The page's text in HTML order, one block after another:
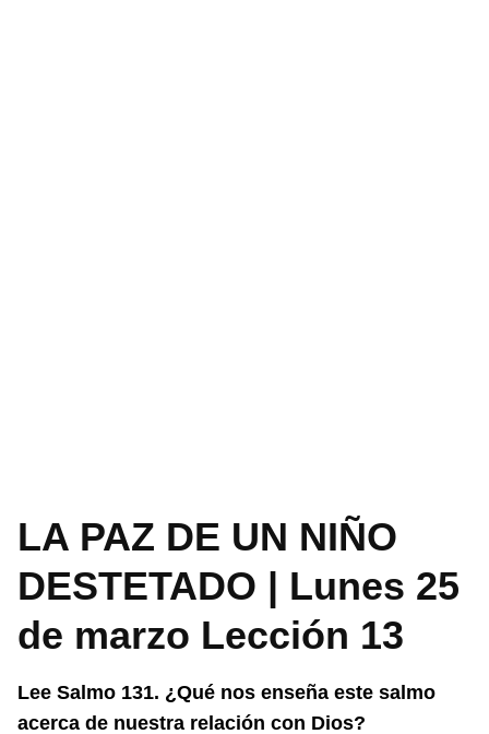
LA PAZ DE UN NIÑO
DESTETADO | Lunes 25
de marzo Lección 13
Lee Salmo 131. ¿Qué nos enseña este salmo
acerca de nuestra relación con Dios?